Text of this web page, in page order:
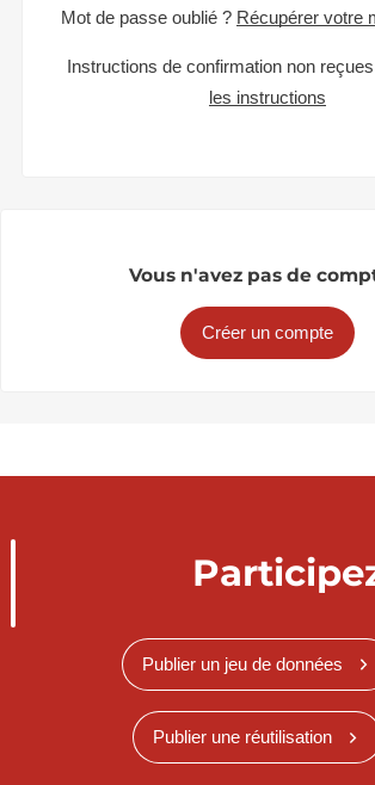
Mot de passe oublié ? Récupérer votre
Instructions de confirmation non
les instructions
Vous n'avez pas de
Créer un compte
Publier un jeu de données
Publier une réutilisation